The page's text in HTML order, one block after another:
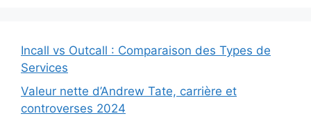
Incall vs Outcall : Comparaison des Types de
Services
Valeur nette d’Andrew Tate, carrière et
controverses 2024